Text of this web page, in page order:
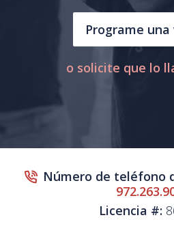
Programe una
o solicite que lo
Número de teléfono
Licencia #: